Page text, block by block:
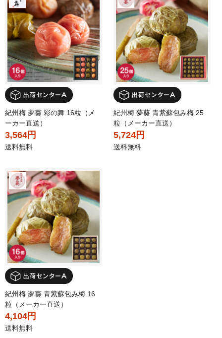
紀州梅 夢葵 彩の舞 16粒（メ
ーカー直送）
3,564円
送料無料
紀州梅 夢葵 青紫蘇包み梅 25
粒（メーカー直送）
5,724円
送料無料
紀州梅 夢葵 青紫蘇包み梅 16
粒（メーカー直送）
4,104円
送料無料